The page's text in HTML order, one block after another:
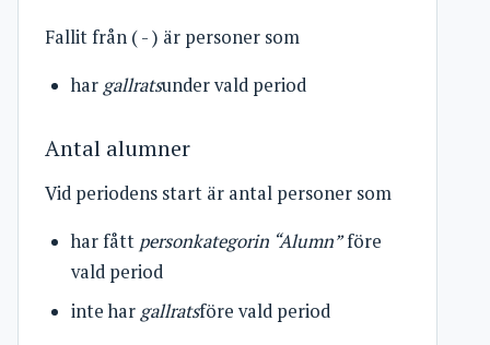
Fallit från ( - ) är personer som
hargallratsunder vald period
Antal alumner
Vid periodens start är antal personer som
har fått personkategorin “Alumn”före
vald period
inte har gallratsföre vald period